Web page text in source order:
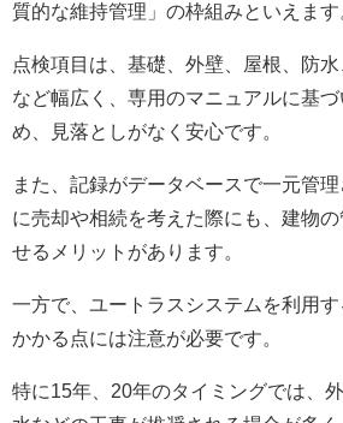
質的な維持管理」の枠組みといえます
点検項目は、基礎、外壁、屋根、防
など幅広く、専用のマニュアルに基
め、見落としがなく安心です。
また、記録がデータベースで一元管
に売却や相続を考えた際にも、建物
せるメリットがあります。
一方で、ユートラスシステムを利用
かかる点には注意が必要です。
特に15年、20年のタイミングでは、